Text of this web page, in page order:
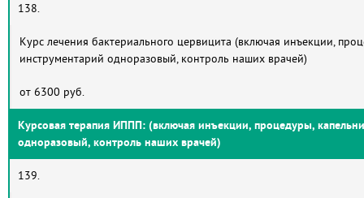
138.
Курс лечения бактериального цервицита (включая инъекции,
инструментарий одноразовый, контроль наших врачей)
от 6300 руб.
Курсовая терапия ИППП: (включая инъекции, процедуры,
одноразовый, контроль наших врачей)
139.